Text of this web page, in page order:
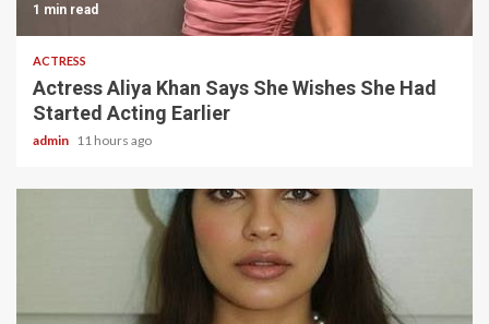
1 min read
ACTRESS
Actress Aliya Khan Says She Wishes She Had
Started Acting Earlier
admin 11 hours ago